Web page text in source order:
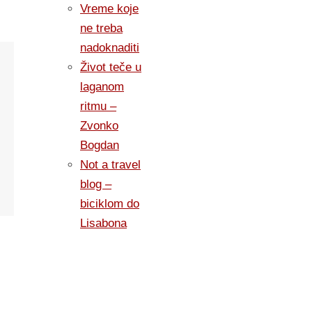
Vreme koje
ne treba
nadoknaditi
Život teče u
laganom
ritmu –
Zvonko
Bogdan
Not a travel
blog –
biciklom do
Lisabona